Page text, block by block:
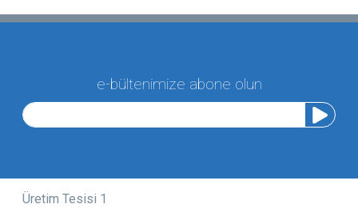
e-bültenimize abone olun
Üretim Tesisi 1